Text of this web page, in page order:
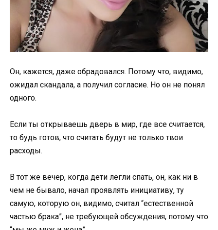
Он, кажется, даже обрадовался. Потому что, видимо,
ожидал скандала, а получил согласие. Но он не понял
одного.
Если ты открываешь дверь в мир, где все считается,
то будь готов, что считать будут не только твои
расходы.
В тот же вечер, когда дети легли спать, он, как ни в
чем не бывало, начал проявлять инициативу, ту
самую, которую он, видимо, считал “естественной
частью брака”, не требующей обсуждения, потому что